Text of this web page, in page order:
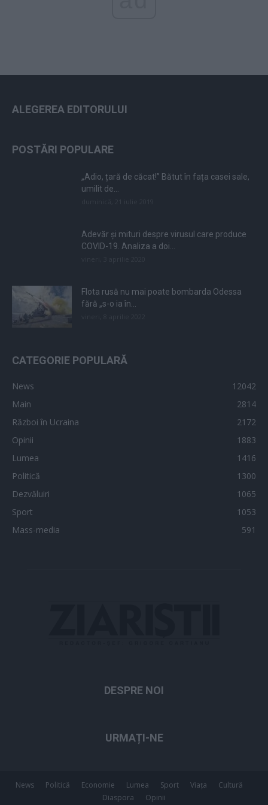
ALEGEREA EDITORULUI
POSTĂRI POPULARE
„Adio, țară de căcat!” Bătut în fața casei sale,
umilit de...
Adevăr și mituri despre virusul care produce
COVID-19. Analiza a doi...
Flota rusă nu mai poate bombarda Odessa
fără „s-o ia în...
CATEGORIE POPULARĂ
News
12042
Main
2814
Război în Ucraina
2172
Opinii
1883
Lumea
1416
Politică
1300
Dezvăluiri
1065
Sport
1053
Mass-media
591
DESPRE NOI
URMAȚI-NE
News Politică Economie Lumea Sport Viața
Cultură
Diaspora
Opinii